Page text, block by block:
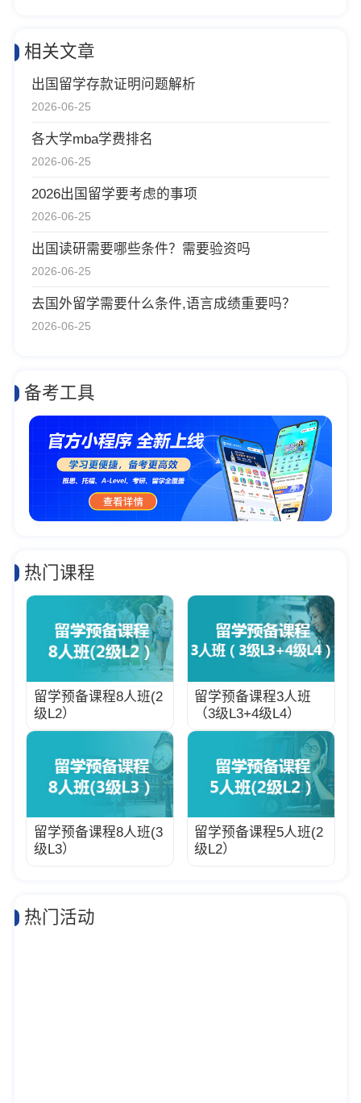
相关文章
出国留学存款证明问题解析
2026-06-25
各大学mba学费排名
2026-06-25
2026出国留学要考虑的事项
2026-06-25
出国读研需要哪些条件？需要验资吗
2026-06-25
去国外留学需要什么条件,语言成绩重要吗？
2026-06-25
备考工具
热门课程
留学预备课程8人班(2
级L2）
留学预备课程3人班
（3级L3+4级L4）
留学预备课程8人班(3
级L3）
留学预备课程5人班(2
级L2）
热门活动